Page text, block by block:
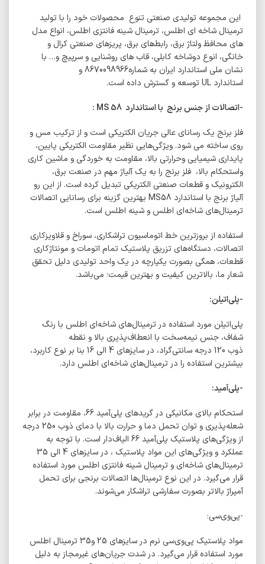
این مجموعه تولیدی صنعتی تنوع محصولات خود را با تولید
ترمینال شاخه ‌ای اطلس، ترمینال شینه فانتزی اطلس، انواع مدل
های محافظ ولتاژ برق، رابط‌های برق، پریزهای صنعتی کرال و
خانگی، انوع دوشاخه کابلی، قاب های روشنایی و سرپیچ و… با
نشان ملی استاندارد ایران به شماره8670098966 و
استاندارد ULتوسعه و گسترش داده است.
-اتصالات از جنس برنج با استاندارد MS 58
:
فلز برنج یک رسانای عالی جریان الکتریکی است و از ترکیب مس و
روی ساخته می شود. ویژگی‌هایی نظیر مقاومت الکتریکی پایین،
پایداری شیمیایی وحرارتی بالا، مقاومت به خوردگی و ماشین کاری
واستحکام بالا، فلز برنج را به یک آلیاژ مهم در صنعت برق،
الکترونیک و قطعات صنعتی الکتریکی تبدیل کرده است. از این رو
آلیاژ برنج با استاندارد MS58 بهترین گزینه برای رسانایی اتصالات
ترمینال‌های شاخه‌ای اطلس و شینه اطلس است.
استفاده از بروزترین خط اتوماسیون تراشکاری، سوراخ و قلاویزکاری
اتصالات، دستگاه‌های تزریق پلاستیک تمام اتومات و مونتاژکاری
قطعات، همگی بصورت یکپارچه در یک واحد تولیدی دلیل تحقق
شعار ما، بالاترین کیفیت و بهترین قیمت؛ می‌باشد.
-پلی‌اتیلن:
پلی‌اتیلن مورد استفاده در ترمینال‌های شاخه‌ای اطلس با رنگ
شفاف، جنس نیمه‌سخت با انعطاف‌پذیری بالا و نقطه
ذوب 120 درجه سانتی‌گراد، در سایزهای 4 الی 16 بنا بر نوع کاربرد،
بیشترین استفاده را در ترمینال‌های شاخه‌ای اطلس دارد.
-پلی‌آمید:
استحکام بالای مکانیکی در گریدهای پلی‌آمید 66، مقاومت
در برابر
شعله‌پذیری و توان تحمل دما و حرارت بالا با دمای ذوب 250 درجه
از ویژگی‌های پلاستیک پلی‌آمید 66 الیاف‌دار است. با توجه به
عملکرد و ویژگی‌های این مواد پلاستیک ، در سایزهای 4 الی 35
ترمینال‌های شاخه‌ای و ترمینال شینه فانتزی اطلس مورد استفاده
قرار می‌گیرد. در این نوع ترمینال‌ها اتصالات برنجی برای تحمل
آمپراژ بالاتر بصورت سفارشی تراشکار می‌شوند.
-پی‌وی‌سی:
مواد پلاستیک پی‌وی‌سی نرم در سایزهای 25 و35 ترمینال اطلس
مورد استفاده قرار می‌گیرد. در شدت جریان‌های غیرمجاز به دلیل